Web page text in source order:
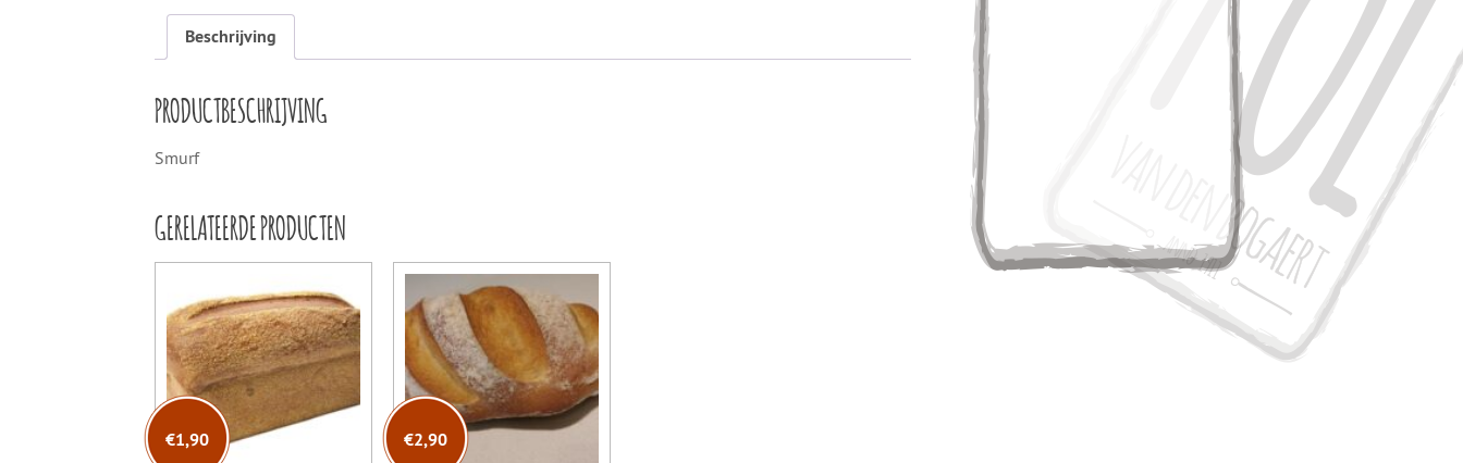
Beschrijving
PRODUCTBESCHRIJVING
Smurf
GERELATEERDE PRODUCTEN
€1,90 €2,90